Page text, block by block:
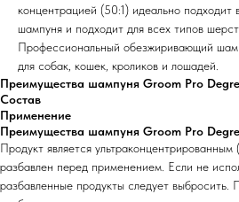
концентрацией (50:1) идеально подходит
шампуня и подходит для всех типов
Профессиональный обезжиривающий
для собак, кошек, кроликов и лошадей.
Преимущества шампуня Groom Pro
Состав
Применение
Преимущества шампуня Groom Pro
Продукт является
разбавлен перед применением. Если не
разбавленные продукты следует выбросить.